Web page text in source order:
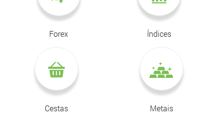
Forex Índices
Cestas Metais